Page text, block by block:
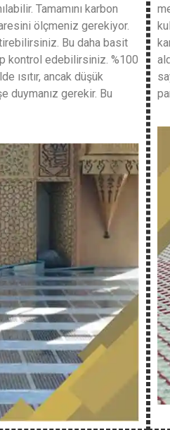
Tamamını karbon
ölçmeniz gerekiyor.
Bu daha basit
kontrol edebilirsiniz. %100
ısıtır, ancak düşük
duymanız gerekir. Bu